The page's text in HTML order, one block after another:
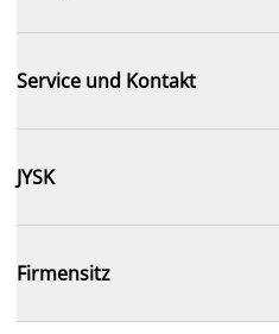
Service und Kontakt
JYSK
Firmensitz